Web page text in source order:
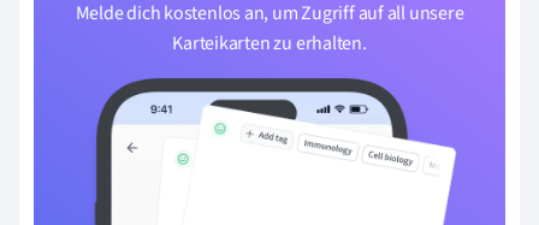
Melde dich kostenlos an, um Zugriff auf all unsere
Karteikarten zu erhalten.